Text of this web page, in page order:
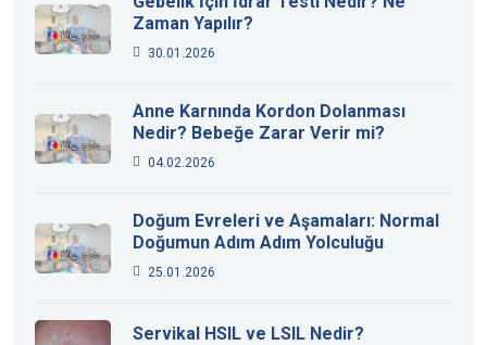
Zaman Yapılır?
30.01.2026
Anne Karnında Kordon Dolanması
Nedir? Bebeğe Zarar Verir mi?
04.02.2026
Doğum Evreleri ve Aşamaları: Normal
Doğumun Adım Adım Yolculuğu
25.01.2026
Servikal HSIL ve LSIL Nedir?